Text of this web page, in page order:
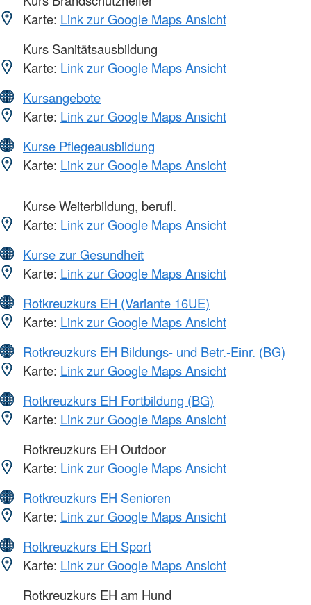
Karte: Link zur Google Maps Ansicht
Kurs Sanitätsausbildung
Karte: Link zur Google Maps Ansicht
Kursangebote
Karte: Link zur Google Maps Ansicht
Kurse Pflegeausbildung
Karte: Link zur Google Maps Ansicht
Kurse Weiterbildung, berufl.
Karte: Link zur Google Maps Ansicht
Kurse zur Gesundheit
Karte: Link zur Google Maps Ansicht
Rotkreuzkurs EH (Variante 16UE)
Karte: Link zur Google Maps Ansicht
Rotkreuzkurs EH Bildungs- und Betr.-Einr. (BG)
Karte: Link zur Google Maps Ansicht
Rotkreuzkurs EH Fortbildung (BG)
Karte: Link zur Google Maps Ansicht
Rotkreuzkurs EH Outdoor
Karte: Link zur Google Maps Ansicht
Rotkreuzkurs EH Senioren
Karte: Link zur Google Maps Ansicht
Rotkreuzkurs EH Sport
Karte: Link zur Google Maps Ansicht
Rotkreuzkurs EH am Hund